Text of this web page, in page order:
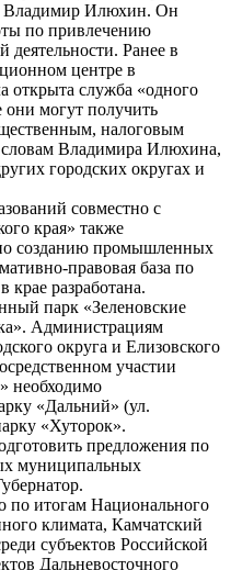
Владимир Илюхин. Он
по привлечению
деятельности. Ранее в
центре в
открыта служба «одного
они могут получить
налоговым
Владимира Илюхина,
городских округах и
совместно с
края» также
созданию промышленных
правовая база по
разработана.
парк «Зеленовские
Администрациям
округа и Елизовского
участии
необходимо
«Дальний» (ул.
«Хуторок».
предложения по
муниципальных
итогам Национального
климата, Камчатский
субъектов Российской
Дальневосточного